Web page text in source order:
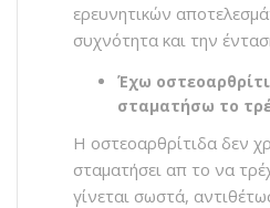
ερευνητικών
συχνότητα και την
Έχω
σταματήσω το
Η οστεοαρθρίτιδα δεν
σταματήσει απ το να
γίνεται σωστά,